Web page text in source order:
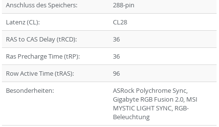
Anschluss des Speichers:
288-pin
Latenz (CL):
CL28
RAS to CAS Delay (tRCD):
36
Ras Precharge Time (tRP):
36
Row Active Time (tRAS):
96
Besonderheiten:
ASRock Polychrome Sync,
Gigabyte RGB Fusion 2.0, MSI
MYSTIC LIGHT SYNC, RGB-
Beleuchtung